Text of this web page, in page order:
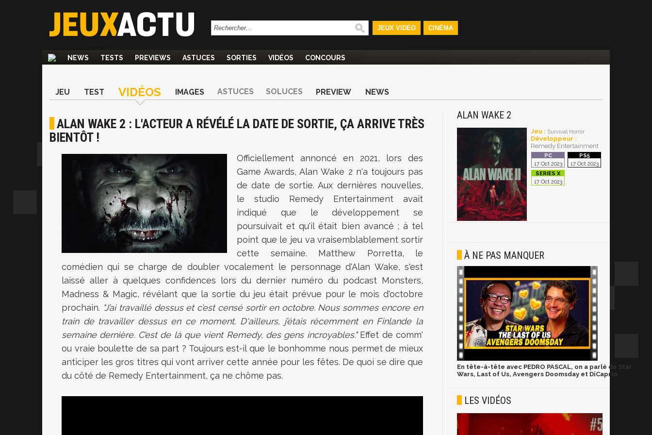
JEUX VIDÉO CINÉMA
NEWS TESTS PREVIEWS ASTUCES SORTIES VIDÉOS CONCOURS
JEU TEST VIDÉOS IMAGES ASTUCES SOLUCES PREVIEW NEWS
ALAN WAKE 2 : L'ACTEUR A RÉVÉLÉ LA DATE DE SORTIE, ÇA ARRIVE TRÈS
BIENTÔT !
Officiellement annoncé en 2021, lors des
Game Awards, Alan Wake 2 n'a toujours pas
de date de sortie. Aux dernières nouvelles,
le studio Remedy Entertainment avait
indiqué que le développement se
poursuivait et qu'il était bien avancé ; à tel
point que le jeu va vraisemblablement sortir
cette semaine. Matthew Porretta, le
comédien qui se charge de doubler vocalement le personnage d'Alan Wake, s'est
laissé aller à quelques confidences lors du dernier numéro du podcast Monsters,
Madness & Magic, révélant que la sortie du jeu était prévue pour le mois d'octobre
prochain. "J’ai travaillé dessus et c’est censé sortir en octobre. Nous sommes encore en
train de travailler dessus en ce moment. D'ailleurs, j’étais récemment en Finlande la
semaine dernière. C’est de là que vient Remedy, des gens incroyables."Effet de comm'
ou vraie boulette de sa part ? Toujours est-il que le bonhomme nous permet de mieux
anticiper les gros titres qui vont arriver cette année pour les fêtes. De quoi se dire que
du côté de Remedy Entertainment, ça ne chôme pas.
ALAN WAKE 2
Jeu : Survival Horror
Développeur :
Remedy Entertainment
17 Oct 2023 17 Oct 2023
17 Oct 2023
À NE PAS MANQUER
En tête-à-tête avec PEDRO PASCAL, on a parlé de Star
Wars, Last of Us, Avengers Doomsday et DiCaprio
LES VIDÉOS